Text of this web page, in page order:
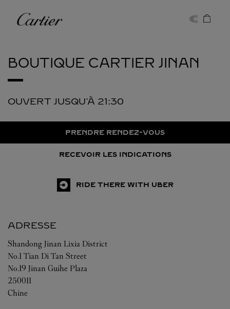
Cartier
BOUTIQUE CARTIER JINAN
OUVERT JUSQU'À 21:30
PRENDRE RENDEZ-VOUS
RECEVOIR LES INDICATIONS
RIDE THERE WITH UBER
ADRESSE
Shandong Jinan Lixia District
No.1 Tian Di Tan Street
No.19 Jinan Guihe Plaza
250011
Chine